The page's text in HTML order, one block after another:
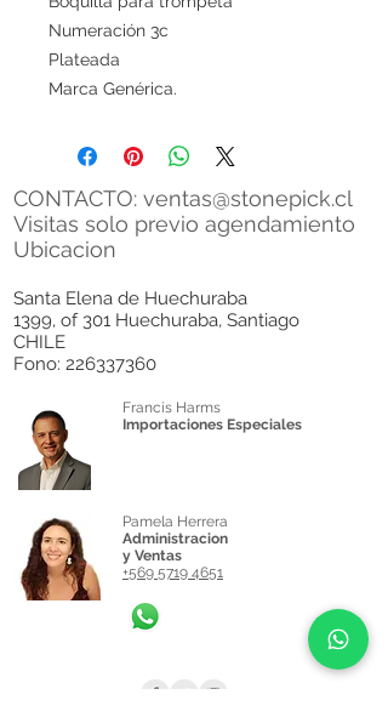
Numeración 3c
Plateada
Marca Genérica.
CONTACTO: ventas@stonepick.cl
Visitas solo previo agendamiento
Ubicacion
Santa Elena de Huechuraba
1399, of 301 Huechuraba, Santiago
CHILE
Fono: 226337360
Francis Harms
Importaciones Especiales
Pamela Herrera
Administracion
y Ventas
+569 5719 4651